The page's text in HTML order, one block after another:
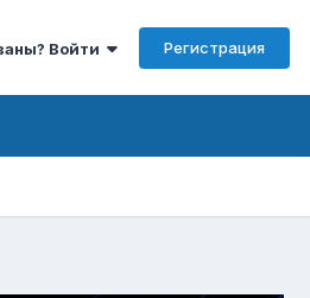
Войти Регистрация